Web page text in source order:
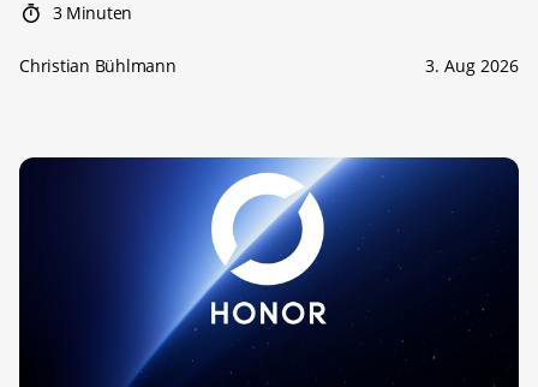
3 Minuten
Christian Bühlmann 3. Aug 2026